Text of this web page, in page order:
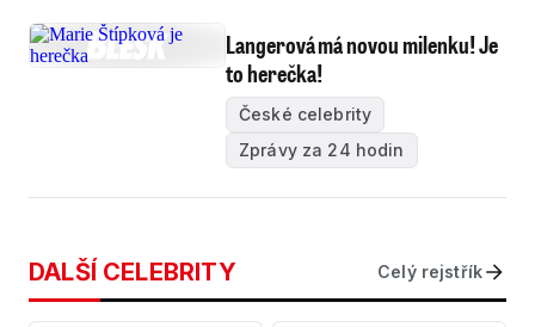
Langerová má novou milenku! Je
to herečka!
České celebrity
Zprávy za 24 hodin
DALŠÍ CELEBRITY Celý rejstřík